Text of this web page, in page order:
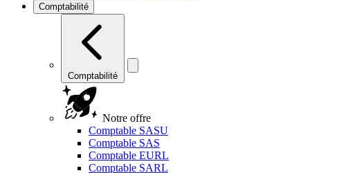
Comptabilité
Comptabilité
Notre offre
Comptable SASU
Comptable SAS
Comptable EURL
Comptable SARL